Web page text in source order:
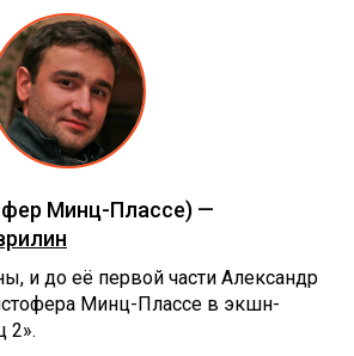
Минц-Плассе) —
и до её первой части Александр
Минц-Плассе в экшн-
2».